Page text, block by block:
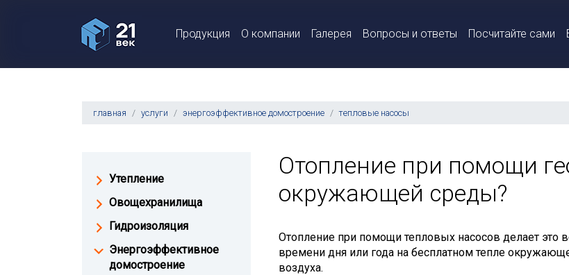
Продукция О компании Галерея Вопросы и ответы Посчитайте сами
главная услуги энергоэффективное домостроение тепловые насосы
Отопление при помощи
окружающей среды?
Отопление при помощи тепловых насосов делает это
времени дня или года на бесплатном тепле
воздуха.
Утепление
Овощехранилища
Гидроизоляция
Энергоэффективное
домостроение